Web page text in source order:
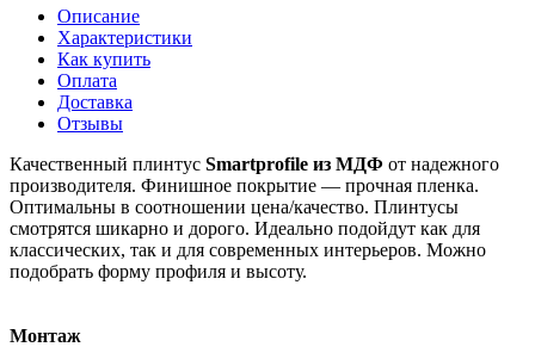
Описание
Характеристики
Как купить
Оплата
Доставка
Отзывы
Качественный плинтус Smartprofile из МДФ от надежного
производителя. Финишное покрытие — прочная пленка.
Оптимальны в соотношении цена/качество. Плинтусы
смотрятся шикарно и дорого. Идеально подойдут как для
классических, так и для современных интерьеров. Можно
подобрать форму профиля и высоту.
Монтаж